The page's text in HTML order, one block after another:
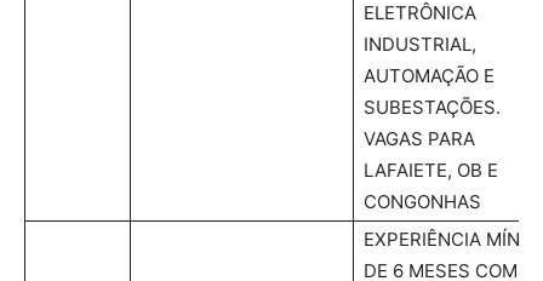
ELETRÔNICA
INDUSTRIAL,
AUTOMAÇÃO E
SUBESTAÇÕES.
VAGAS PARA
LAFAIETE, OB E
CONGONHAS
EXPERIÊNCIA
DE 6 MESES COM